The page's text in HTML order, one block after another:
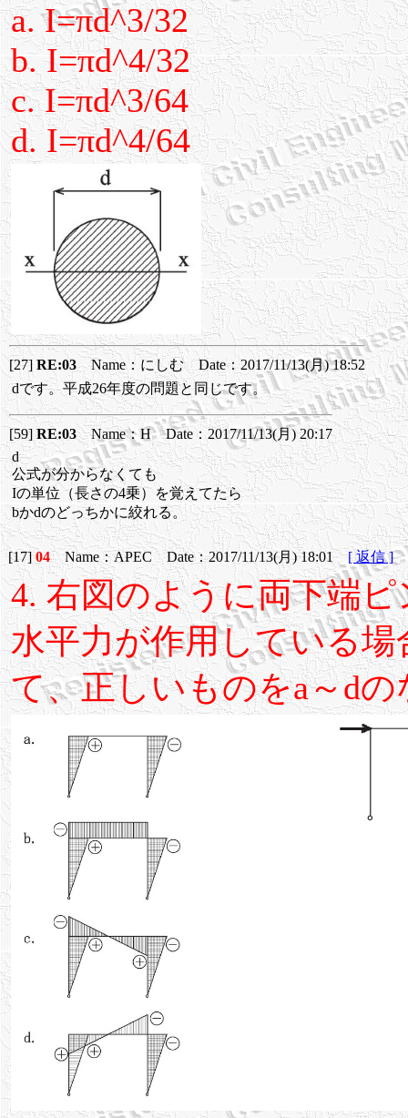
a. I=πd^3/32
b. I=πd^4/32
c. I=πd^3/64
d. I=πd^4/64
[27] RE:03Name：にしむ Date：2017/11/13(月) 18:52
dです。平成26年度の問題と同じです。
[59]RE:03Name：H Date：2017/11/13(月) 20:17
d
公式が分からなくても
Iの単位（長さの4乗）を覚えてたら
bかdのどっちかに絞れる。
[17]04Name：APEC Date：2017/11/13(月) 18:01[ 返信 ]
4. 右図のように両下端
水平力が作用している
て、正しいものをa～d